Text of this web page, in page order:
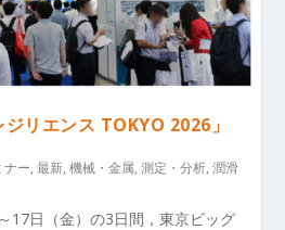
ジリエンス TOKYO 2026」
ナー,最新,機械・金属,測定・分析,潤滑
17日（金）の3日間，東京ビッグ